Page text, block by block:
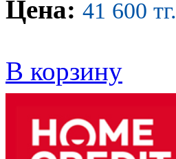
Цена: 41 600 тг.
В корзину